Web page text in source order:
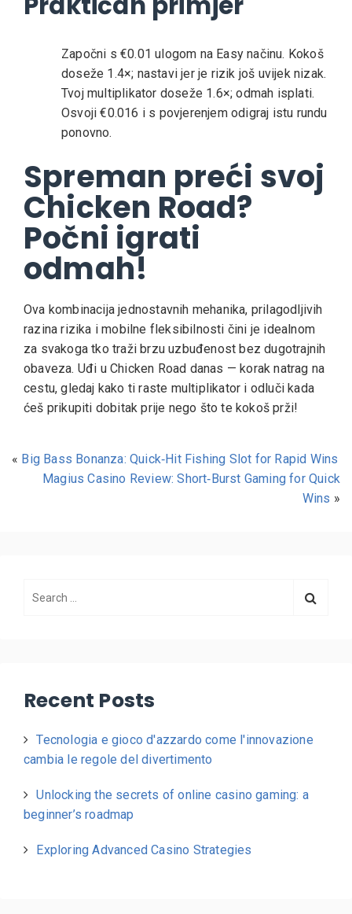
Započni s €0.01 ulogom na Easy načinu. Kokoš
doseže 1.4×; nastavi jer je rizik još uvijek nizak.
Tvoj multiplikator doseže 1.6×; odmah isplati.
Osvoji €0.016 i s povjerenjem odigraj istu rundu
ponovno.
Spreman preći svoj
Chicken Road?
Počni igrati
odmah!
Ova kombinacija jednostavnih mehanika, prilagodljivih
razina rizika i mobilne fleksibilnosti čini je idealnom
za svakoga tko traži brzu uzbuđenost bez dugotrajnih
obaveza. Uđi u Chicken Road danas — korak natrag na
cestu, gledaj kako ti raste multiplikator i odluči kada
ćeš prikupiti dobitak prije nego što te kokoš prži!
« Big Bass Bonanza: Quick‑Hit Fishing Slot for Rapid Wins
Magius Casino Review: Short‑Burst Gaming for Quick
Wins »
Recent Posts
Tecnologia e gioco d'azzardo come l'innovazione
cambia le regole del divertimento
Unlocking the secrets of online casino gaming: a
beginner’s roadmap
Exploring Advanced Casino Strategies